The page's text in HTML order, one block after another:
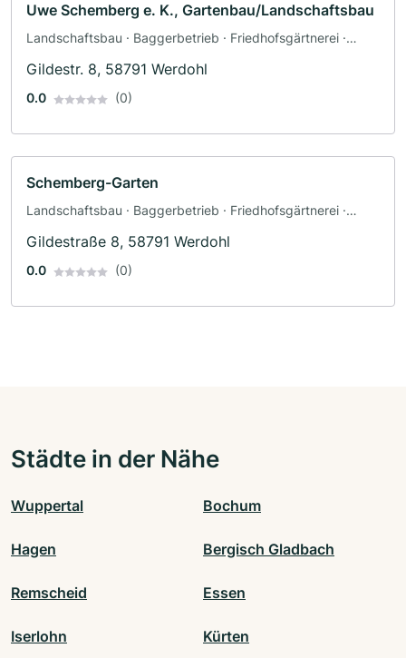
Uwe Schemberg e. K., Gartenbau/Landschaftsbau
Landschaftsbau · Baggerbetrieb · Friedhofsgärtnerei ·
Gildestr. 8, 58791 Werdohl
0.0 (0)
Schemberg-Garten
Landschaftsbau · Baggerbetrieb · Friedhofsgärtnerei ·
Gildestraße 8, 58791 Werdohl
0.0 (0)
Städte in der Nähe
Wuppertal Bochum
Hagen Bergisch Gladbach
Remscheid Essen
Iserlohn Kürten